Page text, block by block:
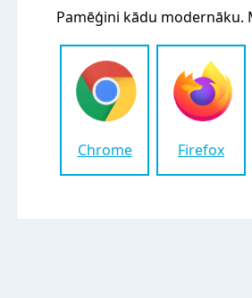
Pamēģini kādu modernāku.
Chrome Firefox